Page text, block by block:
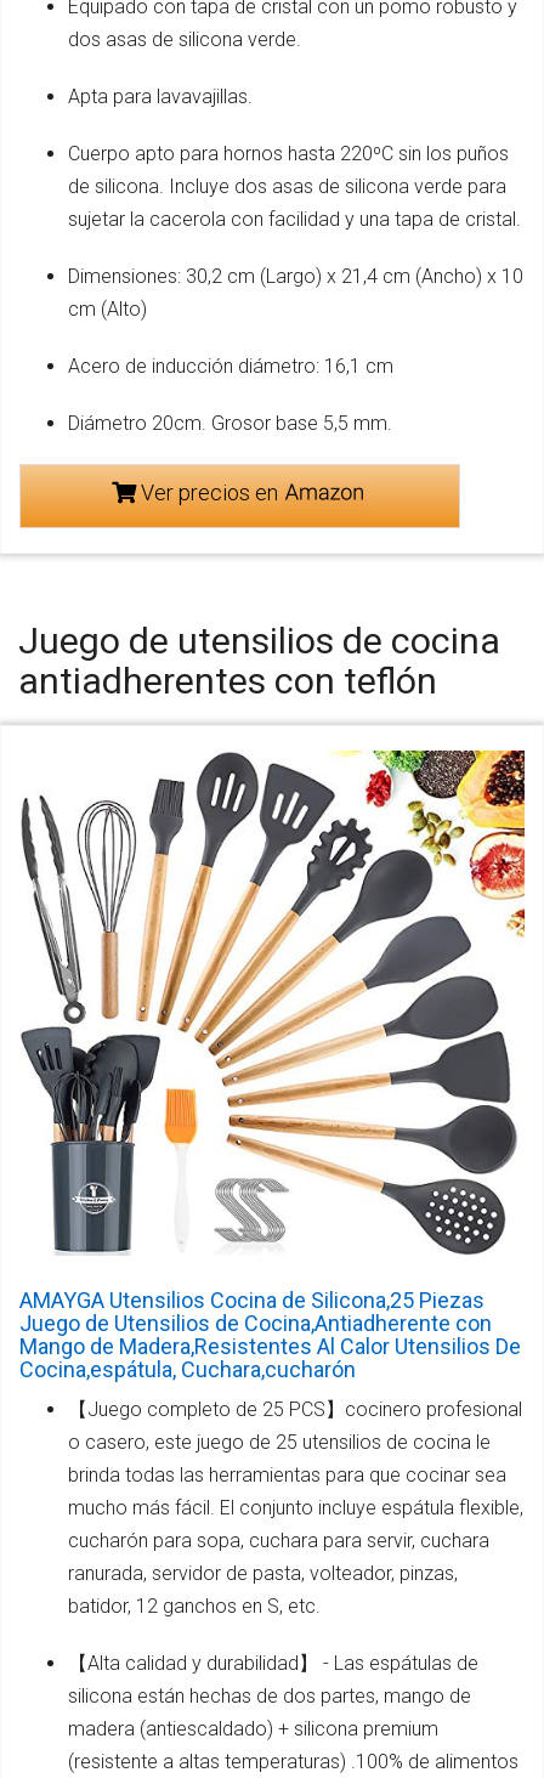
Equipado con tapa de cristal con un pomo robusto y
dos asas de silicona verde.
Apta para lavavajillas.
Cuerpo apto para hornos hasta 220ºC sin los puños
de silicona. Incluye dos asas de silicona verde para
sujetar la cacerola con facilidad y una tapa de cristal.
Dimensiones: 30,2 cm (Largo) x 21,4 cm (Ancho) x 10
cm (Alto)
Acero de inducción diámetro: 16,1 cm
Diámetro 20cm. Grosor base 5,5 mm.
Ver precios en
Juego de utensilios de cocina
antiadherentes con teflón
AMAYGA Utensilios Cocina de Silicona,25 Piezas
Juego de Utensilios de Cocina,Antiadherente con
Mango de Madera,Resistentes Al Calor Utensilios De
Cocina,espátula, Cuchara,cucharón
【Juego completo de 25 PCS】cocinero profesional
o casero, este juego de 25 utensilios de cocina le
brinda todas las herramientas para que cocinar sea
mucho más fácil. El conjunto incluye espátula flexible,
cucharón para sopa, cuchara para servir, cuchara
ranurada, servidor de pasta, volteador, pinzas,
batidor, 12 ganchos en S, etc.
【Alta calidad y durabilidad】 - Las espátulas de
silicona están hechas de dos partes, mango de
madera (antiescaldado) + silicona premium
(resistente a altas temperaturas) .100% de alimentos